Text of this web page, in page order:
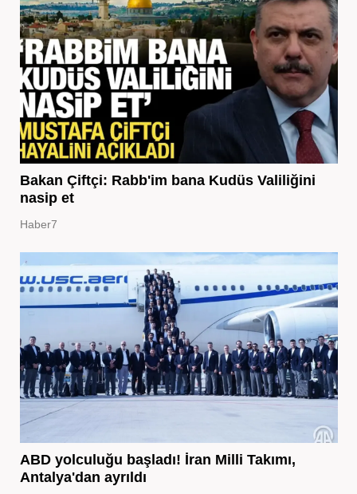
Bakan Çiftçi: Rabb'im bana Kudüs Valiliğini
nasip et
Haber7
ABD yolculuğu başladı! İran Milli Takımı,
Antalya'dan ayrıldı